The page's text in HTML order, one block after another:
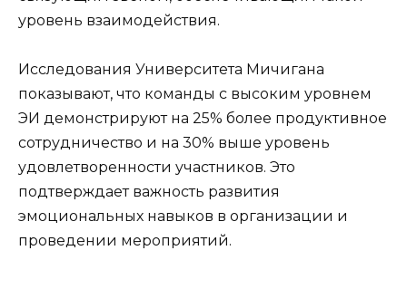
уровень взаимодействия.
Исследования Университета Мичигана
показывают, что команды с высоким уровнем
ЭИ демонстрируют на 25% более продуктивное
сотрудничество и на 30% выше уровень
удовлетворенности участников. Это
подтверждает важность развития
эмоциональных навыков в организации и
проведении мероприятий.